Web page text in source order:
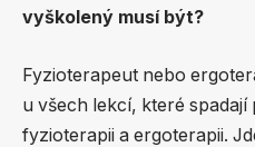
vyškolený musí být?
Fyzioterapeut nebo
u všech lekcí, které
fyzioterapii a ergoterapii.